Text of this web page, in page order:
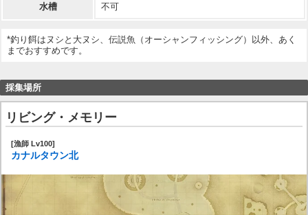
水槽 不可
*釣り餌はヌシと大ヌシ、伝説魚（オーシャンフィッシング）以外、あく
までおすすめです。
採集場所
リビング・メモリー
[漁師 Lv100]
カナルタウン北